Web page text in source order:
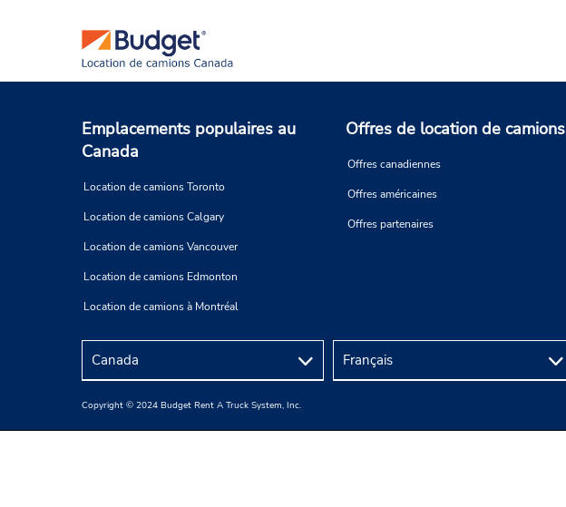
Emplacements populaires au
Canada
Location de camions Toronto
Location de camions Calgary
Location de camions Vancouver
Location de camions Edmonton
Location de camions à Montréal
Offres de location de camions
Offres canadiennes
Offres américaines
Offres partenaires
Copyright © 2024 Budget Rent A Truck System, Inc.